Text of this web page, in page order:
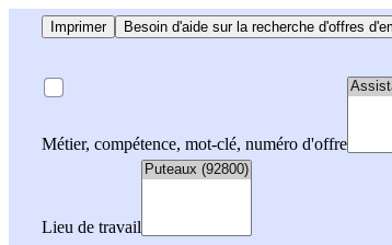
Imprimer Besoin d'aide sur la recherche d'offres
Métier, compétence, mot-clé, numéro d'offre
Lieu de travail